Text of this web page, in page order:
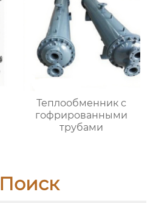
Теплообменник с
гофрированными
трубами
Поиск